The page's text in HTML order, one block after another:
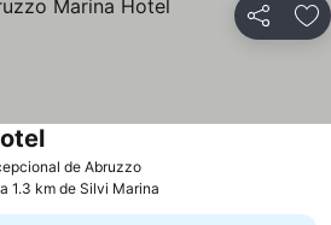
Partilhar
de Abruzzo
a 1.3 km de Silvi Marina